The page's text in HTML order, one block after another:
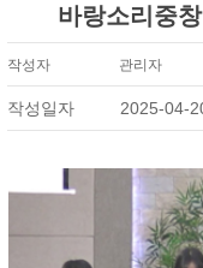
바랑소리중
작성자 관리자
작성일자 2025-04-